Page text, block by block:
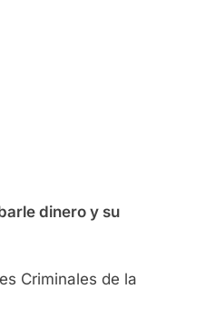
dinero y su
Criminales de la